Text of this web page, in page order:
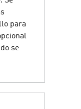
para
se